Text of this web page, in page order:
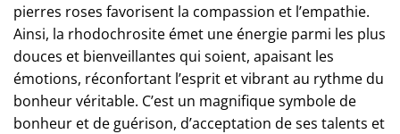
pierres roses favorisent la compassion et l’empathie.
Ainsi, la rhodochrosite émet une énergie parmi les plus
douces et bienveillantes qui soient, apaisant les
émotions, réconfortant l’esprit et vibrant au rythme du
bonheur véritable. C’est un magnifique symbole de
bonheur et de guérison, d’acceptation de ses talents et